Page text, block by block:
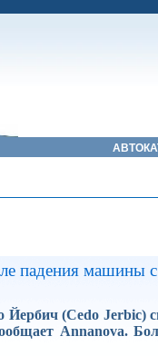
падения машины
(Cedo Jerbic)
Annanova.